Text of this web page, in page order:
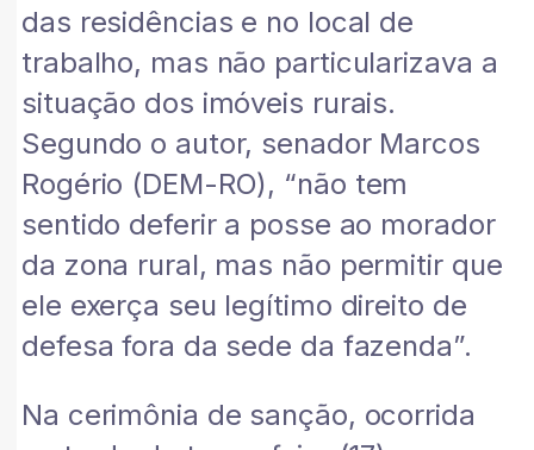
das residências e no local de
trabalho, mas não particularizava a
situação dos imóveis rurais.
Segundo o autor, senador Marcos
Rogério (DEM-RO), “não tem
sentido deferir a posse ao morador
da zona rural, mas não permitir que
ele exerça seu legítimo direito de
defesa fora da sede da fazenda”.
Na cerimônia de sanção, ocorrida